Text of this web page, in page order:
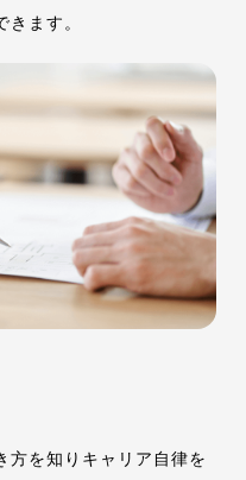
ます。
方を知りキャリア自律を